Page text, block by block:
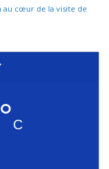
au cœur de la visite de
C